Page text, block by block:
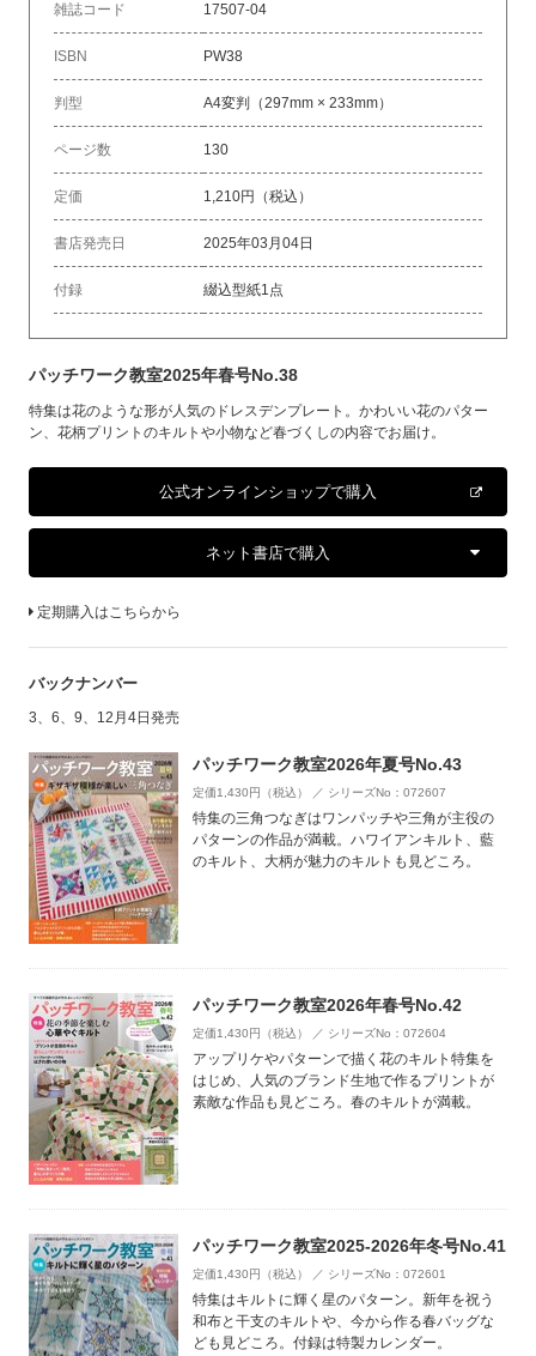
雑誌コード 17507-04
ISBN PW38
判型 A4変判（297mm × 233mm）
ページ数 130
定価 1,210円（税込）
書店発売日 2025年03月04日
付録 綴込型紙1点
パッチワーク教室2025年春号No.38
特集は花のような形が人気のドレスデンプレート。かわいい花のパター
ン、花柄プリントのキルトや小物など春づくしの内容でお届け。
公式オンラインショップで購入
ネット書店で購入
定期購入はこちらから
バックナンバー
3、6、9、12月4日発売
パッチワーク教室2026年夏号No.43
定価1,430円（税込） ／ シリーズNo：072607
特集の三角つなぎはワンパッチや三角が主役の
パターンの作品が満載。ハワイアンキルト、藍
のキルト、大柄が魅力のキルトも見どころ。
パッチワーク教室2026年春号No.42
定価1,430円（税込） ／ シリーズNo：072604
アップリケやパターンで描く花のキルト特集を
はじめ、人気のブランド生地で作るプリントが
素敵な作品も見どころ。春のキルトが満載。
パッチワーク教室2025-2026年冬号No.41
定価1,430円（税込） ／ シリーズNo：072601
特集はキルトに輝く星のパターン。新年を祝う
和布と干支のキルトや、今から作る春バッグな
ども見どころ。付録は特製カレンダー。